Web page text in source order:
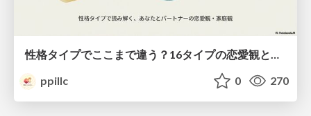
ppillc
0 270